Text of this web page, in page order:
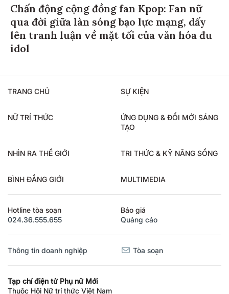
Chấn động cộng đồng fan Kpop: Fan nữ
qua đời giữa làn sóng bạo lực mạng, dấy
lên tranh luận về mặt tối của văn hóa đu
idol
TRANG CHỦ SỰ KIỆN
NỮ TRÍ THỨC
ỨNG DỤNG & ĐỔI MỚI SÁNG
TẠO
NHÌN RA THẾ GIỚI TRI THỨC & KỸ NĂNG SỐNG
BÌNH ĐẲNG GIỚI MULTIMEDIA
Hotline tòa soạn
024.36.555.655
Báo giá
Quảng cáo
Thông tin doanh nghiệp Tòa soạn
Tạp chí điện tử Phụ nữ Mới
Thuộc Hội Nữ trí thức Việt Nam